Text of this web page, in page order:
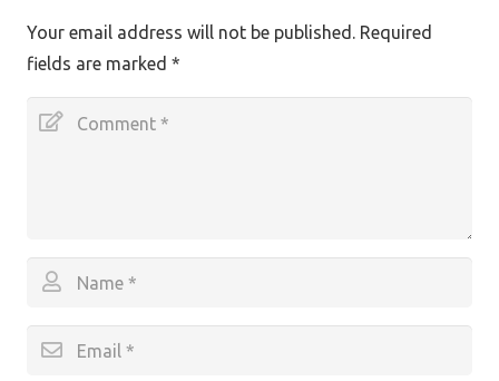
Your email address will not be published. Required
fields are marked *